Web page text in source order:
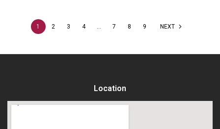
1 2 3 4 … 7 8 9 NEXT
Location